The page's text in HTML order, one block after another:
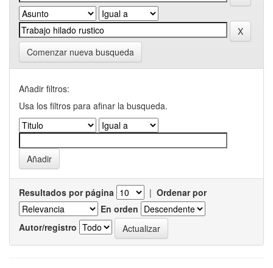
Comenzar nueva busqueda
Añadir filtros:
Usa los filtros para afinar la busqueda.
Resultados por página | Ordenar por
En orden
Autor/registro